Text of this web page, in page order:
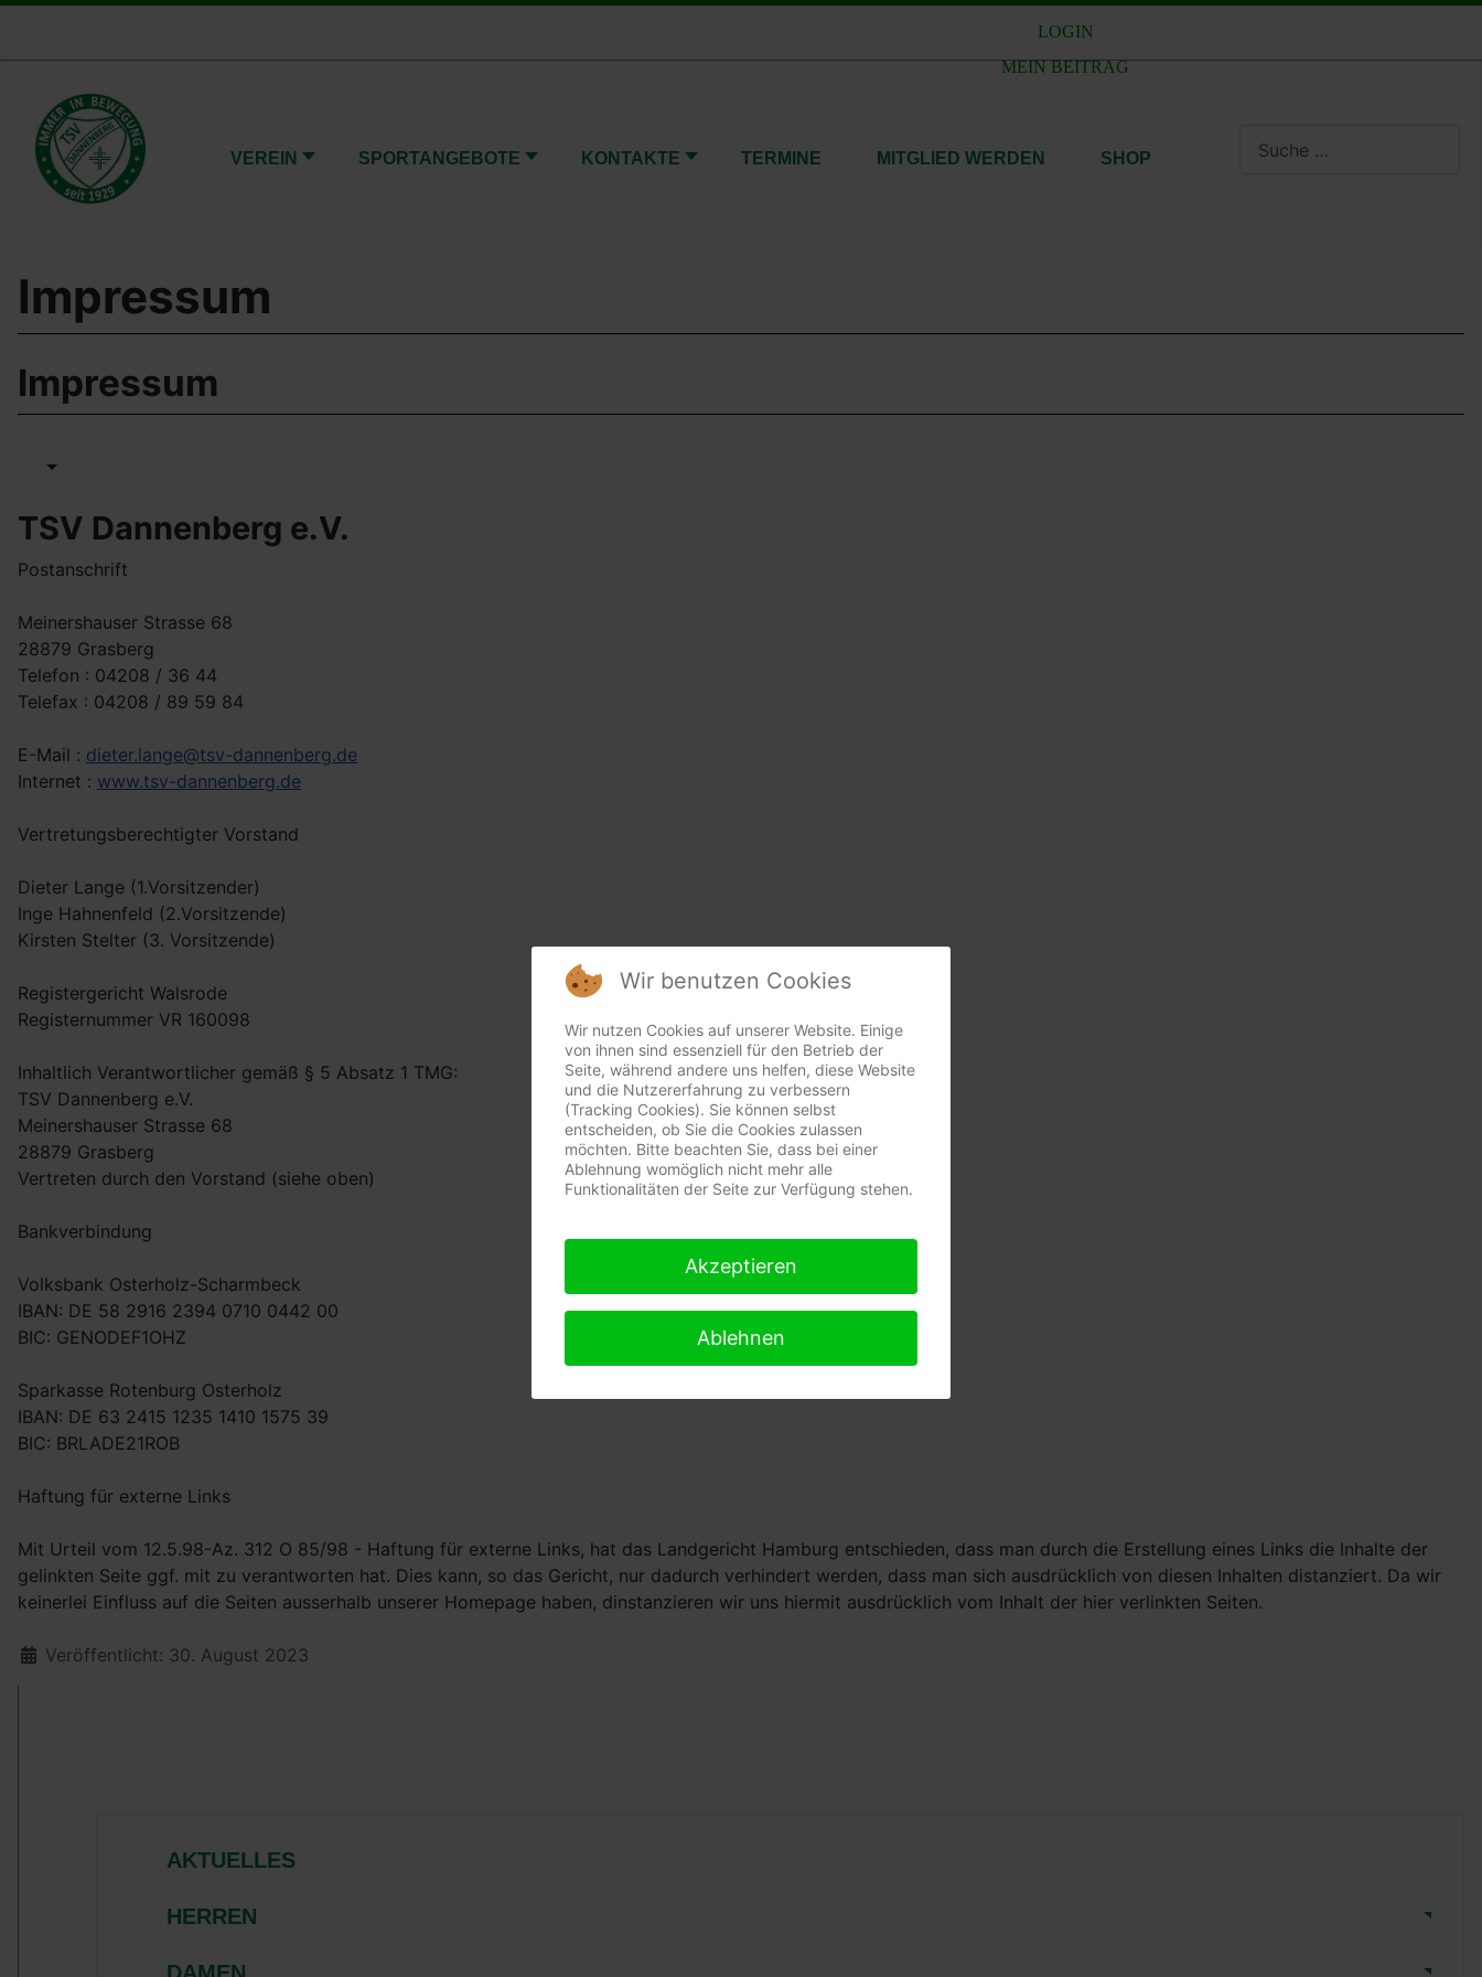
LOGIN
MEIN BEITRAG
VEREIN SPORTANGEBOTE KONTAKTE TERMINE MITGLIED WERDEN SHOP
Impressum
Impressum
TSV Dannenberg e.V.
Postanschrift
Meinershauser Strasse 68
28879 Grasberg
Telefon : 04208 / 36 44
Telefax : 04208 / 89 59 84
E-Mail : dieter.lange@tsv-dannenberg.de
Internet : www.tsv-dannenberg.de
Vertretungsberechtigter Vorstand
Dieter Lange (1.Vorsitzender)
Inge Hahnenfeld (2.Vorsitzende)
Kirsten Stelter (3. Vorsitzende)
Registergericht Walsrode
Registernummer VR 160098
Inhaltlich Verantwortlicher gemäß § 5 Absatz 1 TMG:
TSV Dannenberg e.V.
Meinershauser Strasse 68
28879 Grasberg
Vertreten durch den Vorstand (siehe oben)
Bankverbindung
Volksbank Osterholz-Scharmbeck
IBAN: DE 58 2916 2394 0710 0442 00
BIC: GENODEF1OHZ
Sparkasse Rotenburg Osterholz
IBAN: DE 63 2415 1235 1410 1575 39
BIC: BRLADE21ROB
Haftung für externe Links
Mit Urteil vom 12.5.98-Az. 312 O 85/98 - Haftung für externe Links, hat das Landgericht Hamburg entschieden, dass man durch die Erstellung eines Links die Inhalte der
gelinkten Seite ggf. mit zu verantworten hat. Dies kann, so das Gericht, nur dadurch verhindert werden, dass man sich ausdrücklich von diesen Inhalten distanziert. Da wir
keinerlei Einfluss auf die Seiten ausserhalb unserer Homepage haben, dinstanzieren wir uns hiermit ausdrücklich vom Inhalt der hier verlinkten Seiten.
DetailsVeröffentlicht: 30. August 2023
AKTUELLES
HERREN
Wir benutzen Cookies
Wir nutzen Cookies auf unserer Website. Einige
von ihnen sind essenziell für den Betrieb der
Seite, während andere uns helfen, diese Website
und die Nutzererfahrung zu verbessern
(Tracking Cookies). Sie können selbst
entscheiden, ob Sie die Cookies zulassen
möchten. Bitte beachten Sie, dass bei einer
Ablehnung womöglich nicht mehr alle
Funktionalitäten der Seite zur Verfügung stehen.
Akzeptieren
Ablehnen